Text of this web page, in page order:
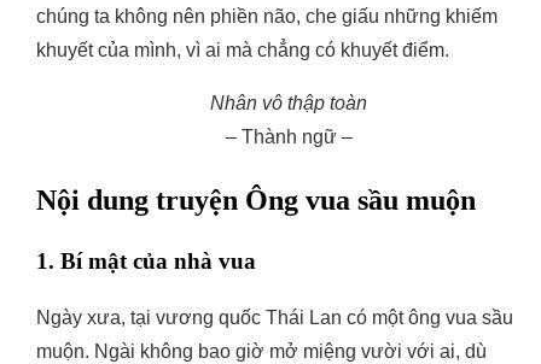
chúng ta không nên phiền não, che giấu những khiếm
khuyết của mình, vì ai mà chẳng có khuyết điểm.
Nhân vô thập toàn
– Thành ngữ –
Nội dung truyện Ông vua sầu muộn
1. Bí mật của nhà vua
Ngày xưa, tại vương quốc Thái Lan có một ông vua sầu
muộn. Ngài không bao giờ mở miệng vười với ai, dù